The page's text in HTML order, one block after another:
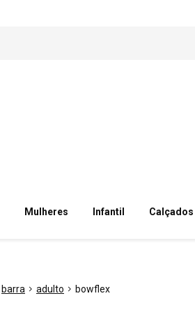
Mulheres Infantil Calçados
barra adulto bowflex